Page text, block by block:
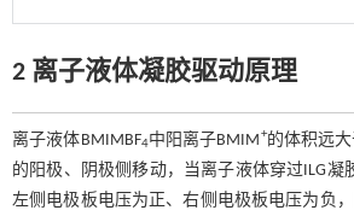
2 离子液体凝胶驱动原理
离子液体BMIMBF4中阳离子BMIM+的体积远
的阳极、阴极侧移动，当离子液体穿过ILG
左侧电极板电压为正、右侧电极板电压为负